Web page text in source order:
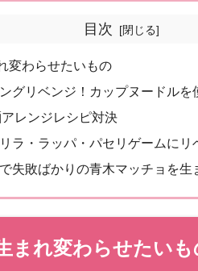
目次
変わらせたいもの
グリベンジ！カップヌードルを
レンジレシピ対決
ラ・ラッパ・パセリゲームにリ
失敗ばかりの青木マッチョを生
まれ変わらせたいも